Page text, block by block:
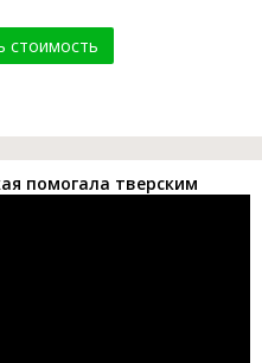
стоимость
помогала тверским